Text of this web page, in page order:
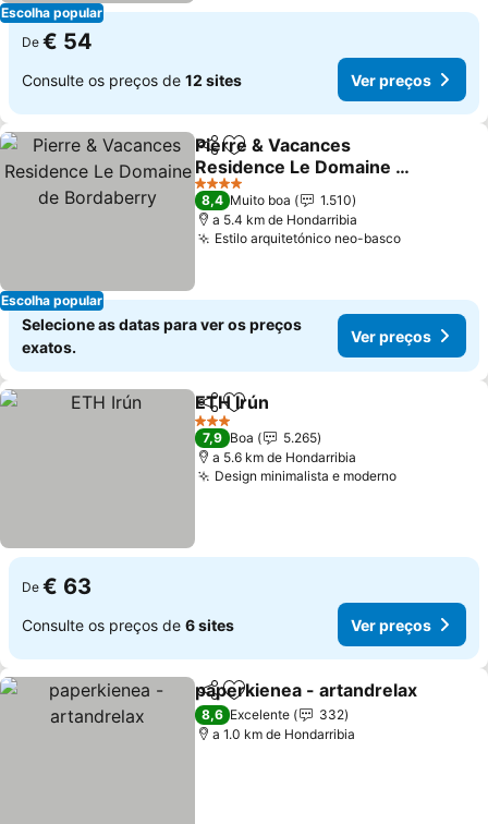
Escolha popular
De € 54
Consulte os preços de 12 sites Ver preços
Escolha popular
PartilharAdicionar aos favoritos
Pierre & Vacances
Residence Le Domaine de
Bordaberry
4 Estrelas
8,4 Muito boa
1.510
a 5.4 km de Hondarribia
Estilo arquitetónico neo-basco
Selecione as datas para ver os preços
exatos.
Ver preços
PartilharAdicionar aos favoritos
ETH Irún
3 Estrelas
7,9 Boa
5.265
a 5.6 km de Hondarribia
Design minimalista e moderno
De € 63
Consulte os preços de 6 sites Ver preços
PartilharAdicionar aos favoritos
paperkienea - artandrelax
8,6 Excelente
332
a 1.0 km de Hondarribia